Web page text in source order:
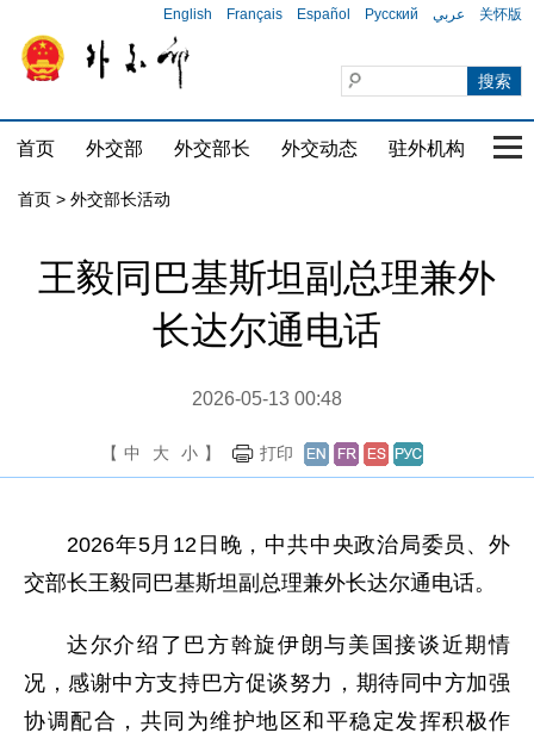
English Français Español Русский عربي 关怀版
首页 外交部 外交部长 外交动态 驻外机构 国
首页 > 外交部长活动
王毅同巴基斯坦副总理兼外
长达尔通电话
2026-05-13 00:48
【 中 大 小 】 打印
2026年5月12日晚，中共中央政治局委员、外
交部长王毅同巴基斯坦副总理兼外长达尔通电话。
达尔介绍了巴方斡旋伊朗与美国接谈近期情
况，感谢中方支持巴方促谈努力，期待同中方加强
协调配合，共同为维护地区和平稳定发挥积极作